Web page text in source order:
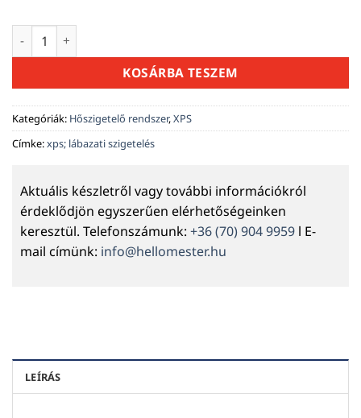
XPS lábazati hőszigetelés 12 cm mennyiség
KOSÁRBA TESZEM
Kategóriák: Hőszigetelő rendszer,XPS
Címke:xps; lábazati szigetelés
Aktuális készletről vagy további információkról
érdeklődjön egyszerűen elérhetőségeinken
keresztül. Telefonszámunk: +36 (70) 904 9959 l E-
mail címünk: info@hellomester.hu
LEÍRÁS